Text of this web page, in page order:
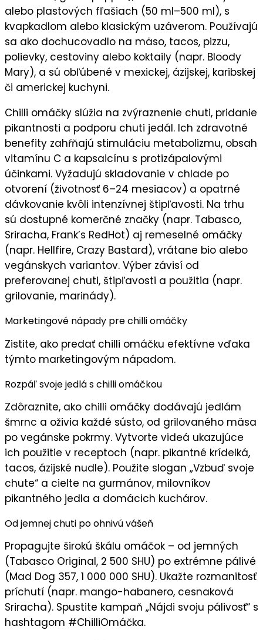
alebo plastových fľašiach (50 ml–500 ml), s
kvapkadlom alebo klasickým uzáverom. Používajú
sa ako dochucovadlo na mäso, tacos, pizzu,
polievky, cestoviny alebo koktaily (napr. Bloody
Mary), a sú obľúbené v mexickej, ázijskej, karibskej
či americkej kuchyni.
Chilli omáčky slúžia na zvýraznenie chuti, pridanie
pikantnosti a podporu chuti jedál. Ich zdravotné
benefity zahŕňajú stimuláciu metabolizmu, obsah
vitamínu C a kapsaicínu s protizápalovými
účinkami. Vyžadujú skladovanie v chlade po
otvorení (životnosť 6–24 mesiacov) a opatrné
dávkovanie kvôli intenzívnej štipľavosti. Na trhu
sú dostupné komerčné značky (napr. Tabasco,
Sriracha, Frank’s RedHot) aj remeselné omáčky
(napr. Hellfire, Crazy Bastard), vrátane bio alebo
vegánskych variantov. Výber závisí od
preferovanej chuti, štipľavosti a použitia (napr.
grilovanie, marinády).
Marketingové nápady pre chilli omáčky
Zistite, ako predať chilli omáčku efektívne vďaka
týmto marketingovým nápadom.
Rozpáľ svoje jedlá s chilli omáčkou
Zdôraznite, ako chilli omáčky dodávajú jedlám
šmrnc a oživia každé sústo, od grilovaného mäsa
po vegánske pokrmy. Vytvorte videá ukazujúce
ich použitie v receptoch (napr. pikantné krídelká,
tacos, ázijské nudle). Použite slogan „Vzbuď svoje
chute“ a cielte na gurmánov, milovníkov
pikantného jedla a domácich kuchárov.
Od jemnej chuti po ohnivú vášeň
Propagujte širokú škálu omáčok – od jemných
(Tabasco Original, 2 500 SHU) po extrémne pálivé
(Mad Dog 357, 1 000 000 SHU). Ukažte rozmanitosť
príchutí (napr. mango-habanero, cesnaková
Sriracha). Spustite kampaň „Nájdi svoju pálivosť“ s
hashtagom #ChilliOmáčka.